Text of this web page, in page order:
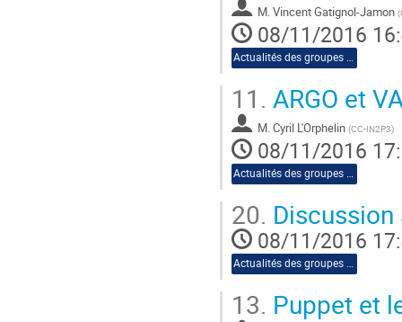
M. Vincent Gatignol-Jamon (
08/11/2016
Actualités des groupes de travail
11. ARGO et
M. Cyril L'Orphelin (CC-IN2P3)
08/11/2016
Actualités des groupes de travail
20.
08/11/2016
Actualités des groupes de travail
13. Puppet et